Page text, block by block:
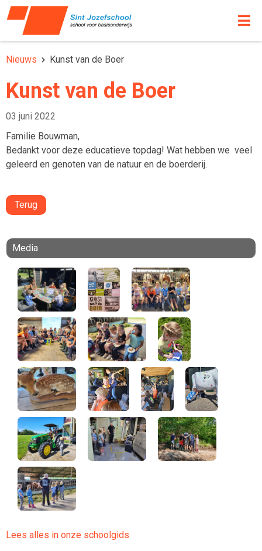
Nieuws Kunst van de Boer
Kunst van de Boer
03 juni 2022
Familie Bouwman,
Bedankt voor deze educatieve topdag! Wat hebben we veel
geleerd en genoten van de natuur en de boerderij.
Terug
Media
Lees alles in onze schoolgids